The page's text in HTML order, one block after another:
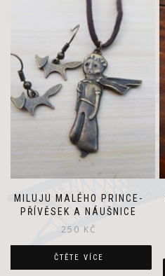
MILUJU MALÉHO PRINCE-
PŘÍVĚSEK A NÁUŠNICE
250 KČ
ČTĚTE VÍCE